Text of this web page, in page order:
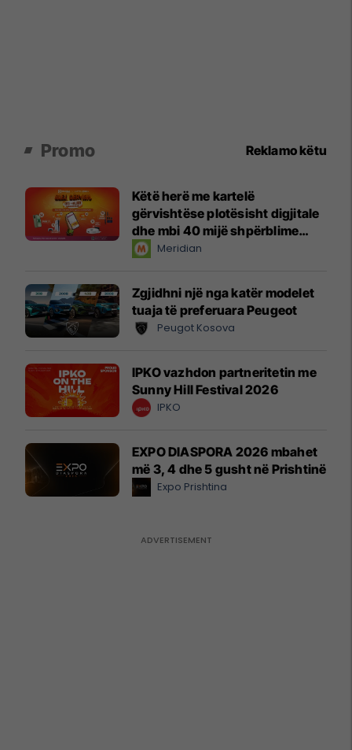
Promo Reklamo këtu
Këtë herë me kartelë
gërvishtëse plotësisht digjitale
dhe mbi 40 mijë shpërblime
instant!Meridian
Zgjidhni një nga katër modelet
tuaja të preferuara Peugeot
Peugot Kosova
IPKO vazhdon partneritetin me
Sunny Hill Festival 2026
IPKO
EXPO DIASPORA 2026 mbahet
më 3, 4 dhe 5 gusht në Prishtinë
Expo Prishtina